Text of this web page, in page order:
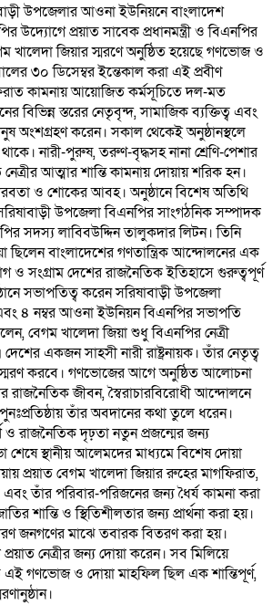
উপজেলার আওনা ইউনিয়নে বাংলাদেশ
উদ্যোগে প্রয়াত সাবেক প্রধানমন্ত্রী ও বিএনপির
খালেদা জিয়ার স্মরণে অনুষ্ঠিত হয়েছে গণভোজ ও
৩০ ডিসেম্বর ইন্তেকাল করা এই প্রবীণ
কামনায় আয়োজিত কর্মসূচিতে দল-মত
বিভিন্ন স্তরের নেতৃবৃন্দ, সামাজিক ব্যক্তিত্ব এবং
অংশগ্রহণ করেন। সকাল থেকেই অনুষ্ঠানস্থলে
নারী-পুরুষ, তরুণ-বৃদ্ধসহ নানা শ্রেণি-পেশার
আত্মার শান্তি কামনায় দোয়ায় শরিক হন।
ও শোকের আবহ। অনুষ্ঠানে বিশেষ অতিথি
উপজেলা বিএনপির সাংগঠনিক সম্পাদক
সদস্য লাবিবউদ্দিন তালুকদার লিটন। তিনি
ছিলেন বাংলাদেশের গণতান্ত্রিক আন্দোলনের এক
ও সংগ্রাম দেশের রাজনৈতিক ইতিহাসে গুরুত্বপূর্ণ
সভাপতিত্ব করেন সরিষাবাড়ী উপজেলা
৪ নম্বর আওনা ইউনিয়ন বিএনপির সভাপতি
বেগম খালেদা জিয়া শুধু বিএনপির নেত্রী
একজন সাহসী নারী রাষ্ট্রনায়ক। তাঁর নেতৃত্ব
করবে। গণভোজের আগে অনুষ্ঠিত আলোচনা
রাজনৈতিক জীবন, স্বৈরাচারবিরোধী আন্দোলনে
তাঁর অবদানের কথা তুলে ধরেন।
ও রাজনৈতিক দৃঢ়তা নতুন প্রজন্মের জন্য
স্থানীয় আলেমদের মাধ্যমে বিশেষ দোয়া
প্রয়াত বেগম খালেদা জিয়ার রুহের মাগফিরাত,
তাঁর পরিবার-পরিজনের জন্য ধৈর্য কামনা করা
শান্তি ও স্থিতিশীলতার জন্য প্রার্থনা করা হয়।
জনগণের মাঝে তবারক বিতরণ করা হয়।
নেত্রীর জন্য দোয়া করেন। সব মিলিয়ে
গণভোজ ও দোয়া মাহফিল ছিল এক শান্তিপূর্ণ,